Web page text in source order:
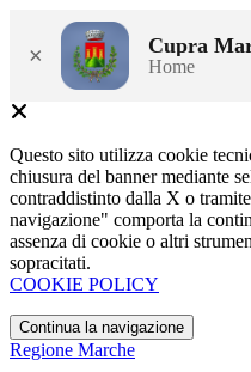
× Cupra
Home
Questo sito utilizza cookie
chiusura del banner mediante
contraddistinto dalla X o
navigazione" comporta la
assenza di cookie o altri
sopracitati.
COOKIE POLICY
Continua la navigazione
Regione Marche